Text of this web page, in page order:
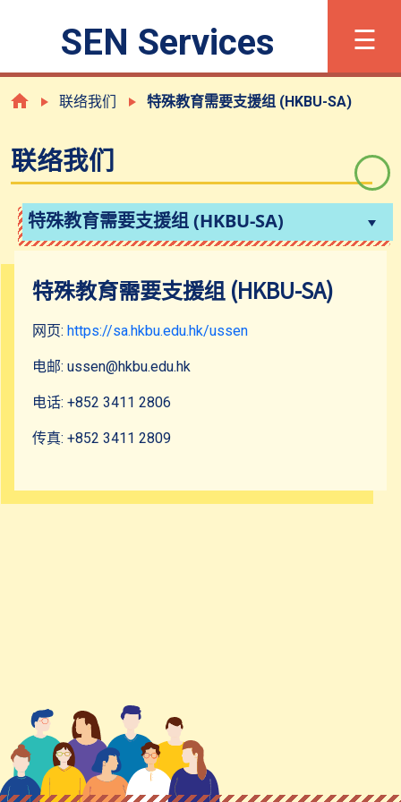
×
字体大小 繁 Eng
甚麽是有特殊学习需要？
登记程序
支援及服务
共融校园活动
社区资源
SEN Services ☰
联络我们 特殊教育需要支援组 (HKBU-SA)
联络我们
特殊教育需要支援组 (HKBU-SA)
特殊教育需要支援组 (HKBU-SA)
网页:https://sa.hkbu.edu.hk/ussen
电邮: ussen@hkbu.edu.hk
电话: +852 3411 2806
传真: +852 3411 2809